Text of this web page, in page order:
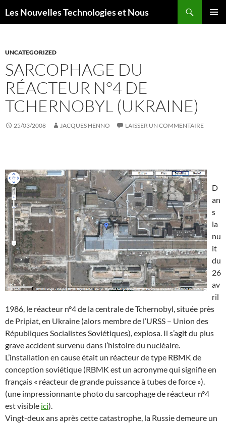
auLes Nouvelles Technologies et Nous
UNCATEGORIZED
SARCOPHAGE DU
RÉACTEUR N°4 DE
TCHERNOBYL (UKRAINE)
25/03/2008 JACQUES HENNO LAISSER UN COMMENTAIRE
D
an
s
la
nu
it
du
26
av
ril
1986, le réacteur n°4 de la centrale de Tchernobyl, située près
de Pripiat, en Ukraine (alors membre de l’URSS – Union des
Républiques Socialistes Soviétiques), explosa. Il s’agit du plus
grave accident survenu dans l’histoire du nucléaire.
L’installation en cause était un réacteur de type RBMK de
conception soviétique (RBMK est un acronyme qui signifie en
français « réacteur de grande puissance à tubes de force »).
(une impressionnante photo du sarcophage de réacteur n°4
est visible ici).
Vingt-deux ans après cette catastrophe, la Russie demeure un